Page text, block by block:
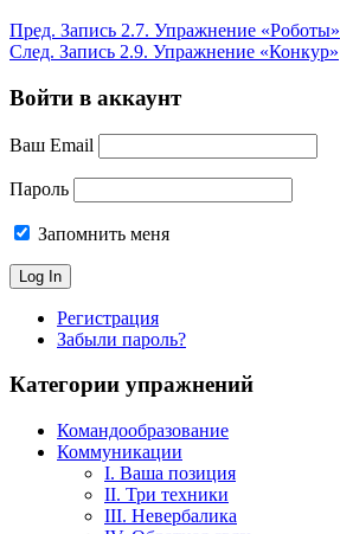
Пред. Запись 2.7. Упражнение «Роботы»
След. Запись 2.9. Упражнение «Конкур»
Войти в аккаунт
Ваш Email
Пароль
Запомнить меня
Регистрация
Забыли пароль?
Категории упражнений
Командообразование
Коммуникации
I. Ваша позиция
II. Три техники
III. Невербалика